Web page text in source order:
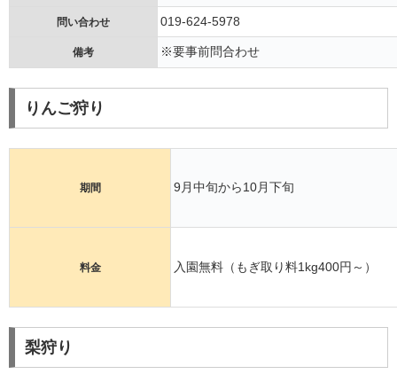
問い合わせ 019-624-5978
備考 ※要事前問合わせ
りんご狩り
期間 9月中旬から10月下旬
料金 入園無料（もぎ取り料1kg400円～）
梨狩り